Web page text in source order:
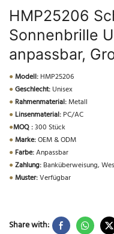
HMP25206
Sonnenbrille
anpassbar,
●Modell: HMP25206
●Geschlecht: Unisex
● Rahmenmaterial:Metall
● Linsenmaterial: PC/AC
●MOQ :300 Stück
●Marke:OEM & ODM
● Farbe:Anpassbar
●Zahlung: Banküberweisung,
●Muster:Verfügbar
Share with: